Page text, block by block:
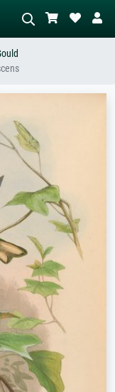
mit viel Rot, Dunkles
Stehender Akt neben einem
Baum.